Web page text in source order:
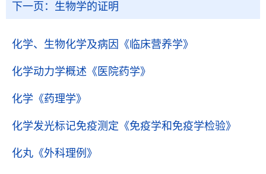
下一页： 生物学的证明
化学、生物化学及病因 《临床营养学》
化学动力学概述 《医院药学》
化学 《药理学》
化学发光标记免疫测定 《免疫学和免疫学检验》
化丸 《外科理例》